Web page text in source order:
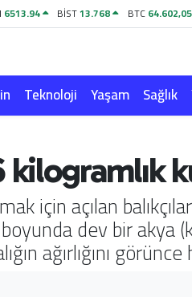
6513.94 BİST13.768 BTC64.602,05
Teknoloji Yaşam Sağlık
için açılan
dev bir akya
ağırlığını